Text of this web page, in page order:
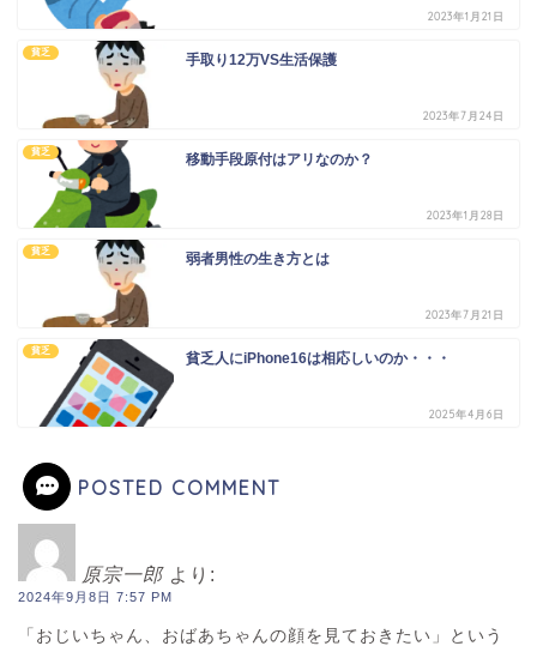
2023年1月21日
貧乏 手取り12万VS生活保護
2023年7月24日
貧乏 移動手段原付はアリなのか？
2023年1月28日
貧乏 弱者男性の生き方とは
2023年7月21日
貧乏 貧乏人にiPhone16は相応しいのか・・・
2025年4月6日
POSTED COMMENT
原宗一郎 より:
2024年9月8日 7:57 PM
「おじいちゃん、おばあちゃんの顔を見ておきたい」という